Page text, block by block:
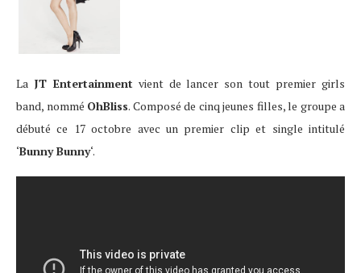
La JT Entertainment vient de lancer son tout premier girls
band, nommé OhBliss. Composé de cinq jeunes filles, le groupe a
débuté ce 17 octobre avec un premier clip et single intitulé
‘Bunny Bunny‘.